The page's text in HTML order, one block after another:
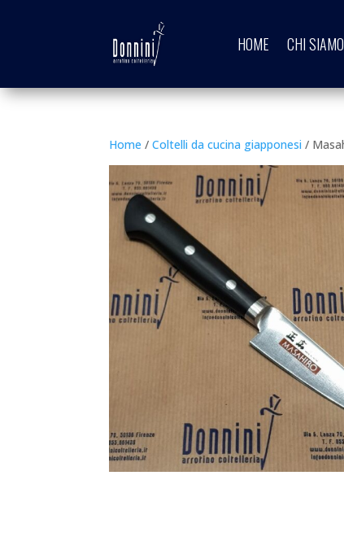
HOME CHI SIAMO
Home /Coltelli da cucina giapponesi /